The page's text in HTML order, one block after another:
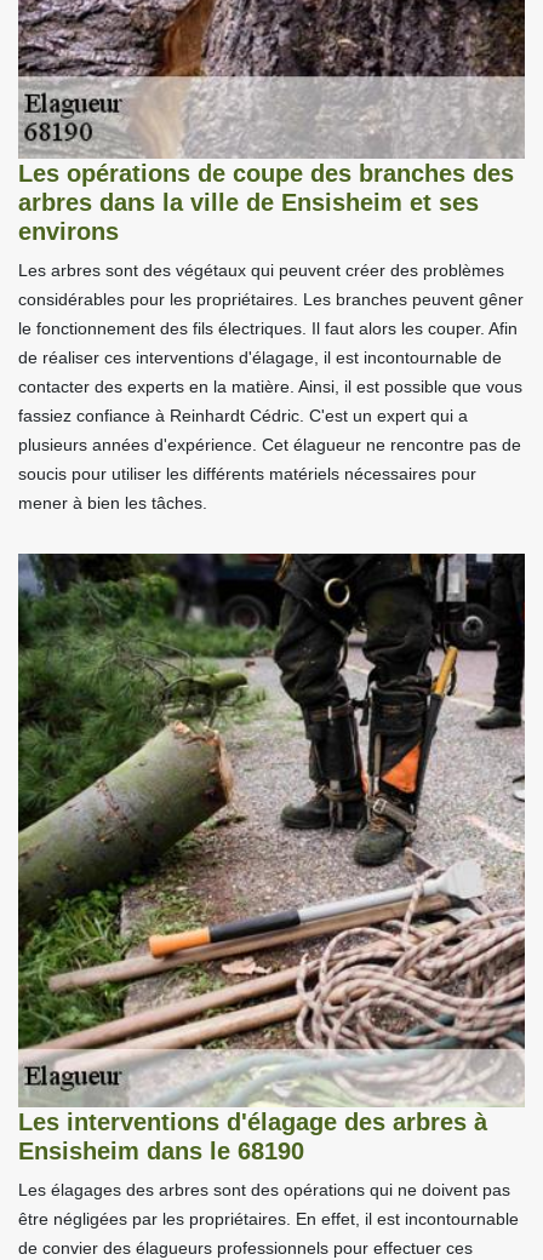
Les opérations de coupe des branches des
arbres dans la ville de Ensisheim et ses
environs
Les arbres sont des végétaux qui peuvent créer des problèmes
considérables pour les propriétaires. Les branches peuvent gêner
le fonctionnement des fils électriques. Il faut alors les couper. Afin
de réaliser ces interventions d'élagage, il est incontournable de
contacter des experts en la matière. Ainsi, il est possible que vous
fassiez confiance à Reinhardt Cédric. C'est un expert qui a
plusieurs années d'expérience. Cet élagueur ne rencontre pas de
soucis pour utiliser les différents matériels nécessaires pour
mener à bien les tâches.
Les interventions d'élagage des arbres à
Ensisheim dans le 68190
Les élagages des arbres sont des opérations qui ne doivent pas
être négligées par les propriétaires. En effet, il est incontournable
de convier des élagueurs professionnels pour effectuer ces